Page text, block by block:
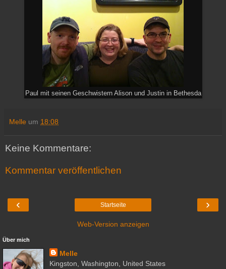
Paul mit seinen Geschwistern Alison und Justin in Bethesda
Melle um 18:08
Keine Kommentare:
Kommentar veröffentlichen
‹ ›
Startseite
Web-Version anzeigen
Über mich
Melle
Kingston, Washington, United States